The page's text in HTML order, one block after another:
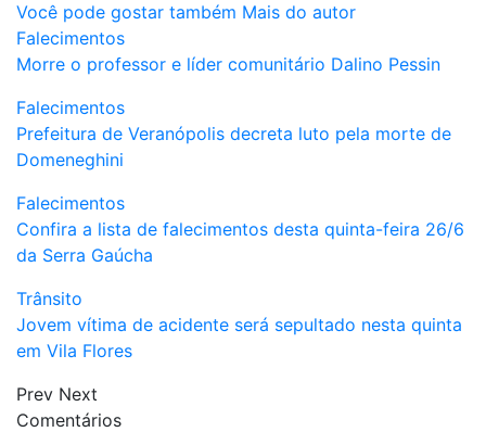
Você pode gostar também Mais do autor
Falecimentos
Morre o professor e líder comunitário Dalino Pessin
Falecimentos
Prefeitura de Veranópolis decreta luto pela morte de
Domeneghini
Falecimentos
Confira a lista de falecimentos desta quinta-feira 26/6
da Serra Gaúcha
Trânsito
Jovem vítima de acidente será sepultado nesta quinta
em Vila Flores
Prev Next
Comentários